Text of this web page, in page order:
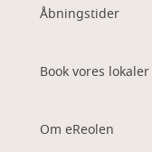
Åbningstider
Book vores lokaler
Om eReolen